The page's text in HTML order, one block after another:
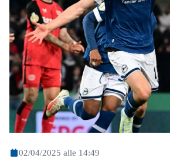
02/04/2025 alle 14:49